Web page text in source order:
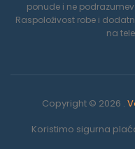
ponude i ne
Raspoloživost robe i
na
Copyright © 2026 .
Koristimo sigurna